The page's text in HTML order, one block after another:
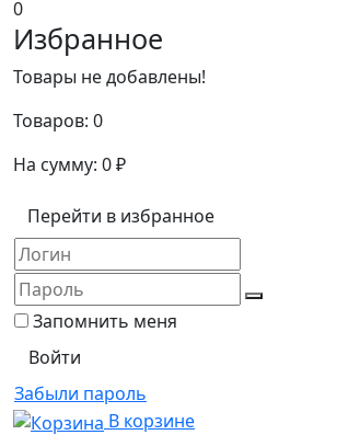
0
Избранное
Товары не добавлены!
Товаров: 0
На сумму: 0₽
Перейти в избранное
Запомнить меня
Забыли пароль
В корзине